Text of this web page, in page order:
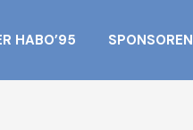
HABO’95 SPONSOREN